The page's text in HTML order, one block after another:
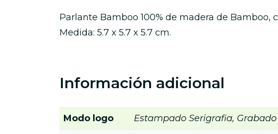
Parlante Bamboo 100% de madera de Bamboo,
Medida: 5.7 x 5.7 x 5.7 cm.
Información adicional
Modo logo
Estampado Serigrafia,